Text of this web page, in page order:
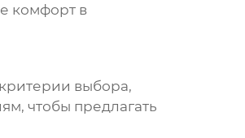
комфорт в
выбора,
чтобы предлагать